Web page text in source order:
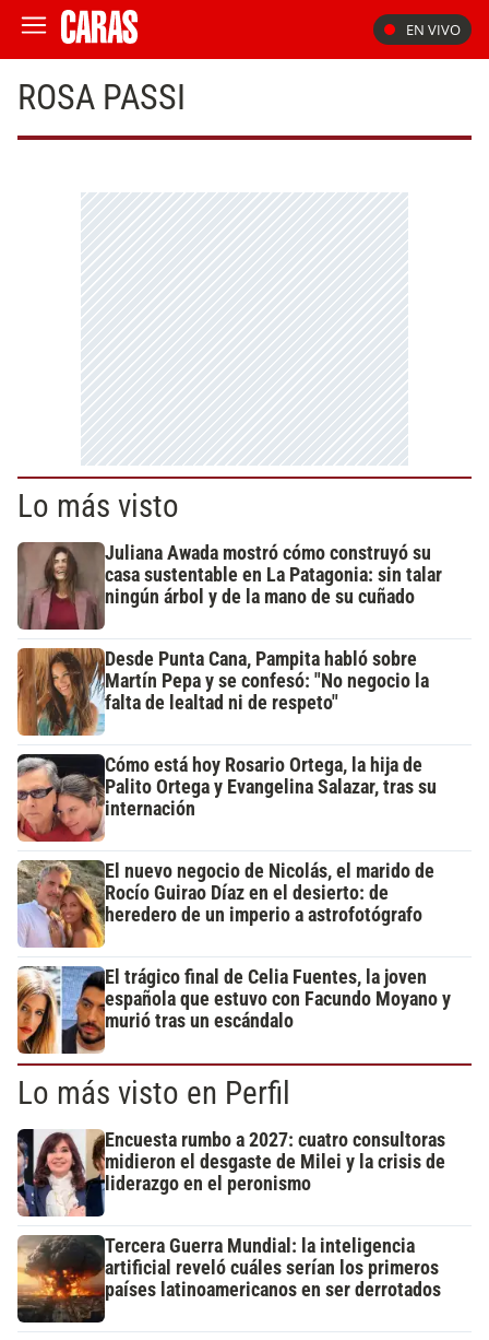
EN VIVO
ROSA PASSI
Lo más visto
Juliana Awada mostró cómo construyó su
casa sustentable en La Patagonia: sin talar
ningún árbol y de la mano de su cuñado
Desde Punta Cana, Pampita habló sobre
Martín Pepa y se confesó: "No negocio la
falta de lealtad ni de respeto"
Cómo está hoy Rosario Ortega, la hija de
Palito Ortega y Evangelina Salazar, tras su
internación
El nuevo negocio de Nicolás, el marido de
Rocío Guirao Díaz en el desierto: de
heredero de un imperio a astrofotógrafo
El trágico final de Celia Fuentes, la joven
española que estuvo con Facundo Moyano y
murió tras un escándalo
Lo más visto en Perfil
Encuesta rumbo a 2027: cuatro consultoras
midieron el desgaste de Milei y la crisis de
liderazgo en el peronismo
Tercera Guerra Mundial: la inteligencia
artificial reveló cuáles serían los primeros
países latinoamericanos en ser derrotados